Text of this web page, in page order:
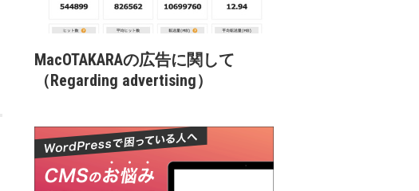
MacOTAKARAの広告に関して
（Regarding advertising）